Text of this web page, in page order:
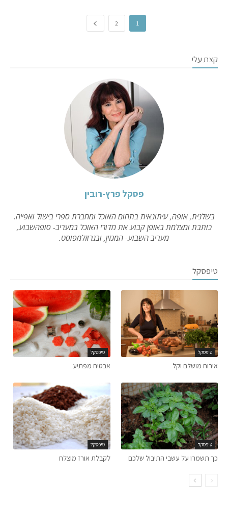
1
2
קצת עלי
פסקל פרץ-רובין
בשלנית, אופה, עיתונאית בתחום האוכל ומחברת ספרי בישול ואפייה.
כותבת ומצלמת באופן קבוע את מדורי האוכל במעריב- סופהשבוע,
מעריב השבוע- המגזין, ובגרוזלמפוסט.
טיפסקל
טיפסקל
אירוח מושלם וקל
טיפסקל
אבטיח מפתיע
טיפסקל
כך תשמרו על עשבי התיבול שלכם
טיפסקל
לקבלת אורז מוצלח